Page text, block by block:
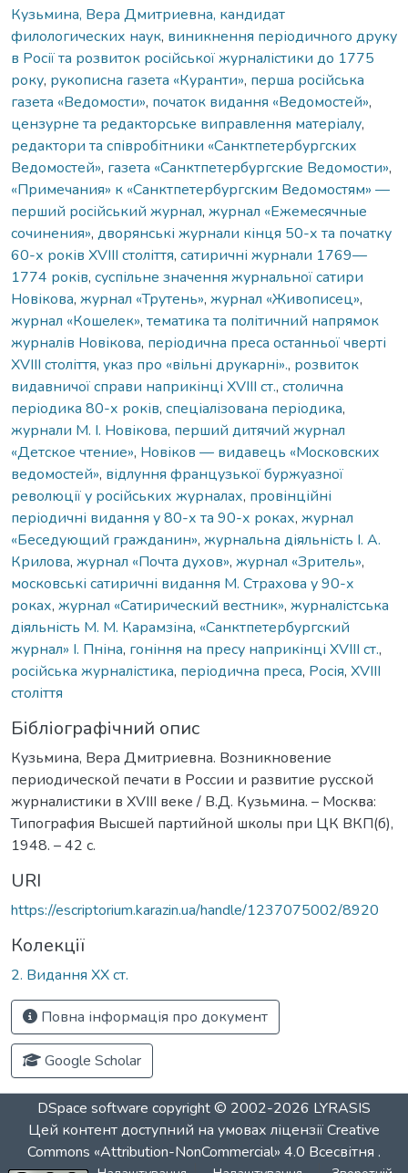
Кузьмина, Вера Дмитриевна, кандидат
филологических наук, виникнення періодичного друку
в Росії та розвиток російської журналістики до 1775
року, рукописна газета «Куранти», перша російська
газета «Ведомости», початок видання «Ведомостей»,
цензурне та редакторське виправлення матеріалу,
редактори та співробітники «Санктпетербургских
Ведомостей», газета «Санктпетербургские Ведомости»,
«Примечания» к «Санктпетербургским Ведомостям» —
перший російський журнал, журнал «Ежемесячные
сочинения», дворянські журнали кінця 50-х та початку
60-х років ХVIII століття, сатиричні журнали 1769—
1774 років, суспільне значення журнальної сатири
Новікова, журнал «Трутень», журнал «Живописец»,
журнал «Кошелек», тематика та політичний напрямок
журналів Новікова, періодична преса останньої чверті
XVIII століття, указ про «вільні друкарні»., розвиток
видавничої справи наприкінці XVIII ст., столична
періодика 80-х років, спеціалізована періодика,
журнали М. І. Новікова, перший дитячий журнал
«Детское чтение», Новіков — видавець «Московских
ведомостей», відлуння французької буржуазної
революції у російських журналах, провінційні
періодичні видання у 80-х та 90-х роках, журнал
«Беседующий гражданин», журнальна діяльність І. А.
Крилова, журнал «Почта духов», журнал «Зритель»,
московські сатиричні видання М. Страхова у 90-х
роках, журнал «Сатирический вестник», журналістська
діяльність М. М. Карамзіна, «Санктпетербургский
журнал» І. Пніна, гоніння на пресу наприкінці XVIII ст.,
російська журналістика, періодична преса, Росія, XVIII
століття
Бібліографічний опис
Кузьмина, Вера Дмитриевна. Возникновение
периодической печати в России и развитие русской
журналистики в XVIII веке / В.Д. Кузьмина. – Москва:
Типография Высшей партийной школы при ЦК ВКП(б),
1948. – 42 с.
URI
https://escriptorium.karazin.ua/handle/1237075002/8920
Колекції
2. Видання ХХ ст.
Повна інформація про документ
Google Scholar
DSpace software copyright © 2002-2026 LYRASIS
Цей контент доступний на умовах ліцензіїCreative
Commons «Attribution-NonCommercial» 4.0 Всесвітня .